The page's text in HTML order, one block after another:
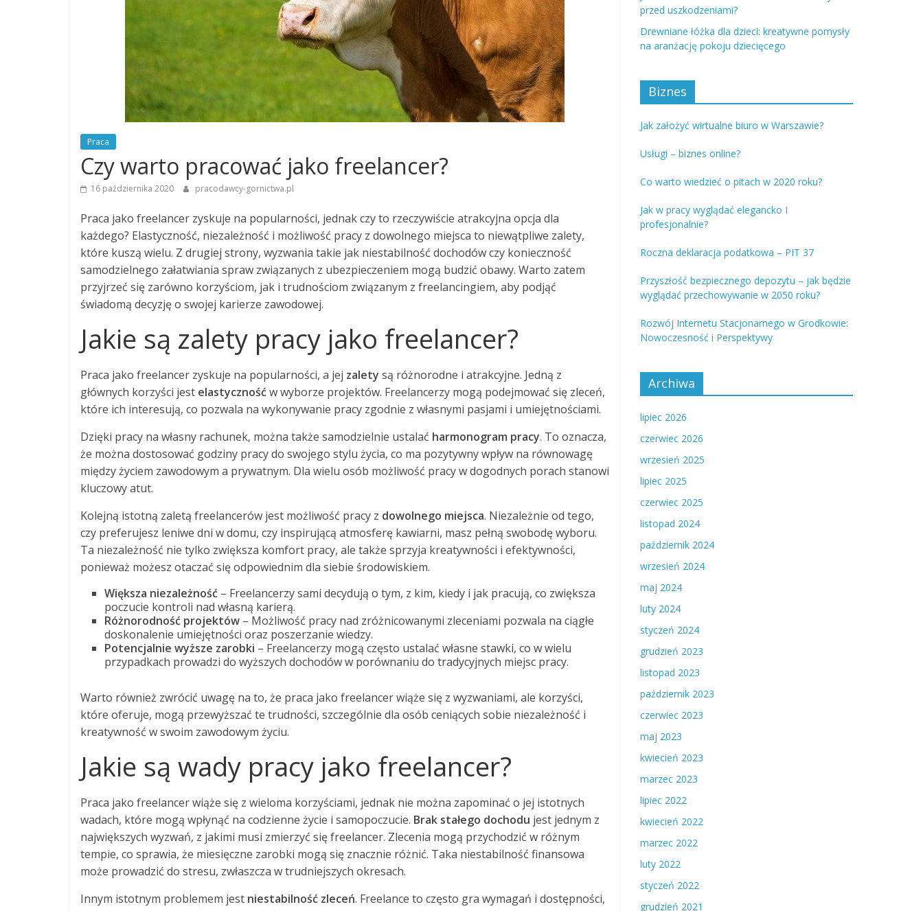
Praca
Czy warto pracować jako freelancer?
16 października 2020 pracodawcy-gornictwa.pl
Praca jako freelancer zyskuje na popularności, jednak czy to rzeczywiście atrakcyjna opcja dla
każdego? Elastyczność, niezależność i możliwość pracy z dowolnego miejsca to niewątpliwe zalety,
które kuszą wielu. Z drugiej strony, wyzwania takie jak niestabilność dochodów czy konieczność
samodzielnego załatwiania spraw związanych z ubezpieczeniem mogą budzić obawy. Warto zatem
przyjrzeć się zarówno korzyściom, jak i trudnościom związanym z freelancingiem, aby podjąć
świadomą decyzję o swojej karierze zawodowej.
Jakie są zalety pracy jako freelancer?
Praca jako freelancer zyskuje na popularności, a jej zalety są różnorodne i atrakcyjne. Jedną z
głównych korzyści jest elastycznośćw wyborze projektów. Freelancerzy mogą podejmować się zleceń,
które ich interesują, co pozwala na wykonywanie pracy zgodnie z własnymi pasjami i umiejętnościami.
Dzięki pracy na własny rachunek, można także samodzielnie ustalać harmonogram pracy. To oznacza,
że można dostosować godziny pracy do swojego stylu życia, co ma pozytywny wpływ na równowagę
między życiem zawodowym a prywatnym. Dla wielu osób możliwość pracy w dogodnych porach stanowi
kluczowy atut.
Kolejną istotną zaletą freelancerów jest możliwość pracy z dowolnego miejsca. Niezależnie od tego,
czy preferujesz leniwe dni w domu, czy inspirującą atmosferę kawiarni, masz pełną swobodę wyboru.
Ta niezależność nie tylko zwiększa komfort pracy, ale także sprzyja kreatywności i efektywności,
ponieważ możesz otaczać się odpowiednim dla siebie środowiskiem.
Większa niezależność – Freelancerzy sami decydują o tym, z kim, kiedy i jak pracują, co zwiększa
poczucie kontroli nad własną karierą.
Różnorodność projektów – Możliwość pracy nad zróżnicowanymi zleceniami pozwala na ciągłe
doskonalenie umiejętności oraz poszerzanie wiedzy.
Potencjalnie wyższe zarobki – Freelancerzy mogą często ustalać własne stawki, co w wielu
przypadkach prowadzi do wyższych dochodów w porównaniu do tradycyjnych miejsc pracy.
Warto również zwrócić uwagę na to, że praca jako freelancer wiąże się z wyzwaniami, ale korzyści,
które oferuje, mogą przewyższać te trudności, szczególnie dla osób ceniących sobie niezależność i
kreatywność w swoim zawodowym życiu.
Jakie są wady pracy jako freelancer?
Praca jako freelancer wiąże się z wieloma korzyściami, jednak nie można zapominać o jej istotnych
wadach, które mogą wpłynąć na codzienne życie i samopoczucie. Brak stałego dochodu jest jednym z
największych wyzwań, z jakimi musi zmierzyć się freelancer. Zlecenia mogą przychodzić w różnym
tempie, co sprawia, że miesięczne zarobki mogą się znacznie różnić. Taka niestabilność finansowa
może prowadzić do stresu, zwłaszcza w trudniejszych okresach.
Innym istotnym problemem jest niestabilność zleceń. Freelance to często gra wymagań i dostępności,
przed uszkodzeniami?
Drewniane łóżka dla dzieci: kreatywne pomysły
na aranżację pokoju dziecięcego
Biznes
Jak założyć wirtualne biuro w Warszawie?
Usługi – biznes online?
Co warto wiedzieć o pitach w 2020 roku?
Jak w pracy wyglądać elegancko I
profesjonalnie?
Roczna deklaracja podatkowa – PIT 37
Przyszłość bezpiecznego depozytu – jak będzie
wyglądać przechowywanie w 2050 roku?
Rozwój Internetu Stacjonarnego w Grodkowie:
Nowoczesność i Perspektywy
Archiwa
lipiec 2026
czerwiec 2026
wrzesień 2025
lipiec 2025
czerwiec 2025
listopad 2024
październik 2024
wrzesień 2024
maj 2024
luty 2024
styczeń 2024
grudzień 2023
listopad 2023
październik 2023
czerwiec 2023
maj 2023
kwiecień 2023
marzec 2023
lipiec 2022
kwiecień 2022
marzec 2022
luty 2022
styczeń 2022
grudzień 2021